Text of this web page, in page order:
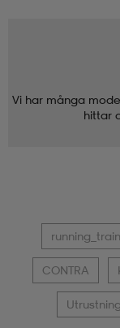
Vi har många
hittar
CONTRA
Utrustning